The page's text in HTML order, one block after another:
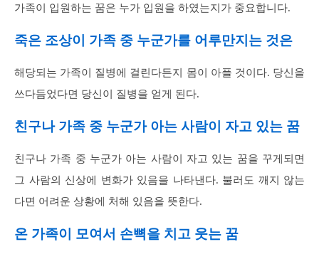
가족이 입원하는 꿈은 누가 입원을 하였는지가 중요합니다.
죽은 조상이 가족 중 누군가를 어루만지는 것은
해당되는 가족이 질병에 걸린다든지 몸이 아플 것이다. 당신을
쓰다듬었다면 당신이 질병을 얻게 된다.
친구나 가족 중 누군가 아는 사람이 자고 있는 꿈
친구나 가족 중 누군가 아는 사람이 자고 있는 꿈을 꾸게되면
그 사람의 신상에 변화가 있음을 나타낸다. 불러도 깨지 않는
다면 어려운 상황에 처해 있음을 뜻한다.
온 가족이 모여서 손뼉을 치고 웃는 꿈